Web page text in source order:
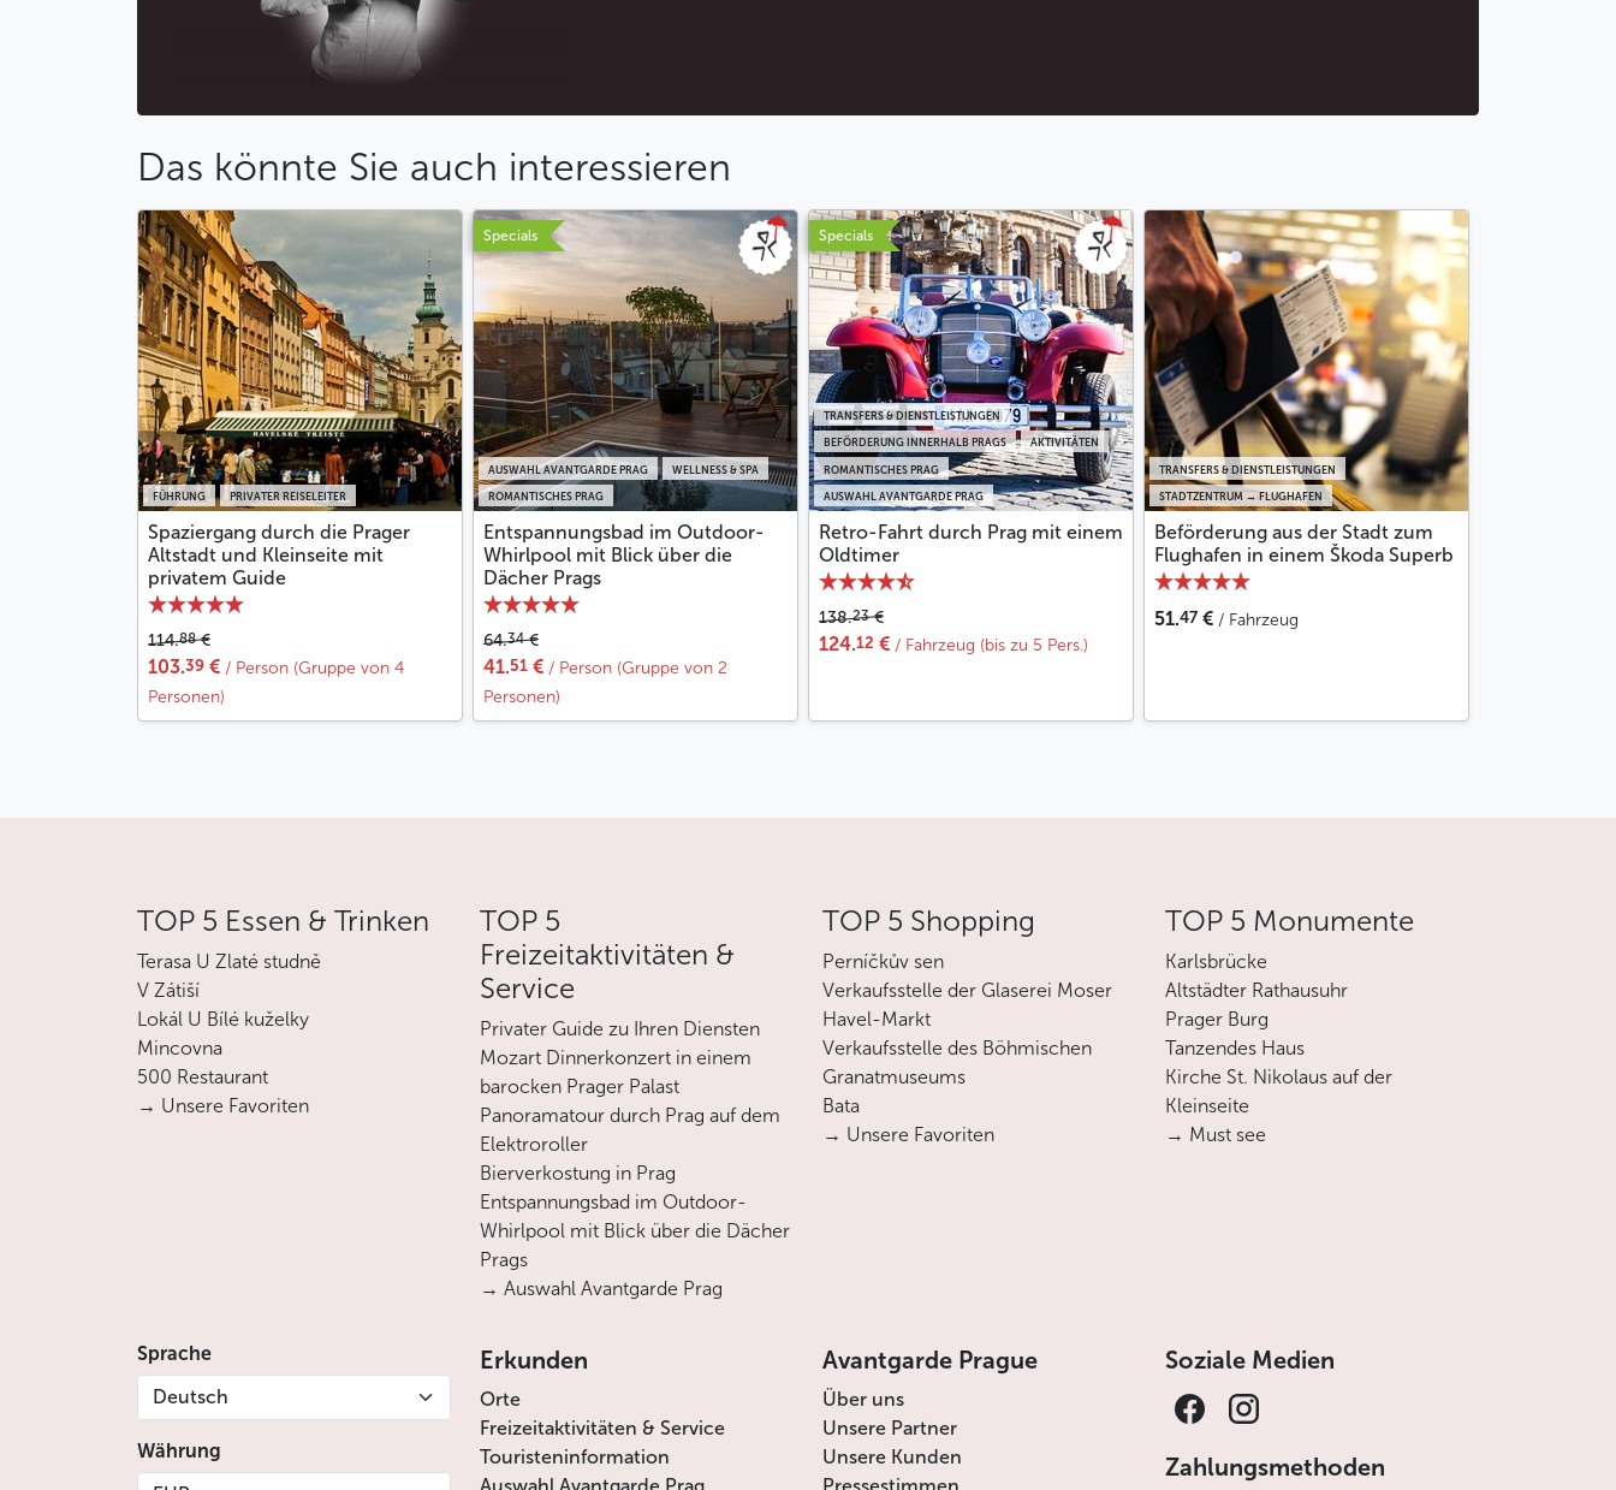
Das könnte Sie auch interessieren
FÜHRUNG PRIVATER REISELEITER
Spaziergang durch die Prager
Altstadt und Kleinseite mit
privatem Guide
114.88€
103.39 € / Person (Gruppe von 4
Personen)
Specials
ROMANTISCHES PRAG
AUSWAHL AVANTGARDE PRAG WELLNESS & SPA
Entspannungsbad im Outdoor-
Whirlpool mit Blick über die
Dächer Prags
64.34€
41.51 € / Person (Gruppe von 2
Personen)
Specials
AUSWAHL AVANTGARDE PRAG
ROMANTISCHES PRAG
BEFÖRDERUNG INNERHALB PRAGS AKTIVITÄTEN
TRANSFERS & DIENSTLEISTUNGEN
Retro-Fahrt durch Prag mit einem
Oldtimer
138.23€
124.12 € / Fahrzeug (bis zu 5 Pers.)
STADTZENTRUM → FLUGHAFEN
TRANSFERS & DIENSTLEISTUNGEN
Beförderung aus der Stadt zum
Flughafen in einem Škoda Superb
51.47 € / Fahrzeug
TOP 5 Essen & Trinken
Terasa U Zlaté studně
V Zátiší
Lokál U Bílé kuželky
Mincovna
500 Restaurant
→ Unsere Favoriten
TOP 5
Freizeitaktivitäten &
Service
Privater Guide zu Ihren Diensten
Mozart Dinnerkonzert in einem
barocken Prager Palast
Panoramatour durch Prag auf dem
Elektroroller
Bierverkostung in Prag
Entspannungsbad im Outdoor-
Whirlpool mit Blick über die Dächer
Prags
→ Auswahl Avantgarde Prag
TOP 5 Shopping
Perníčkův sen
Verkaufsstelle der Glaserei Moser
Havel-Markt
Verkaufsstelle des Böhmischen
Granatmuseums
Bata
→ Unsere Favoriten
TOP 5 Monumente
Karlsbrücke
Altstädter Rathausuhr
Prager Burg
Tanzendes Haus
Kirche St. Nikolaus auf der
Kleinseite
→ Must see
Sprache
Deutsch
Währung
Erkunden
Orte
Freizeitaktivitäten & Service
Touristeninformation
Avantgarde Prague
Über uns
Unsere Partner
Unsere Kunden
Soziale Medien
Zahlungsmethoden